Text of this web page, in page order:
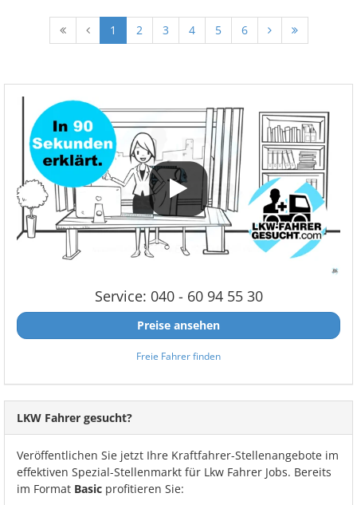
1 2 3 4 5 6
Service: 040 - 60 94 55 30
Preise ansehen
Freie Fahrer finden
LKW Fahrer gesucht?
Veröffentlichen Sie jetzt Ihre Kraftfahrer-Stellenangebote im
effektiven Spezial-Stellenmarkt für Lkw Fahrer Jobs. Bereits
im Format Basic profitieren Sie: